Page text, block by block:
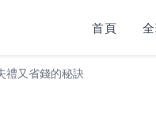
首頁
禮又省錢的秘訣